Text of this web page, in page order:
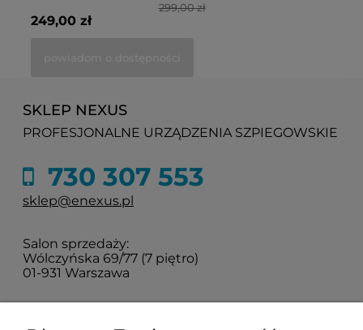
299,00 zł
249,00 zł
SKLEP NEXUS
PROFESJONALNE URZĄDZENIA SZPIEGOWSKIE
730 307 553
sklep@enexus.pl
Salon sprzedaży:
Wólczyńska 69/77 (7 piętro)
01-931 Warszawa